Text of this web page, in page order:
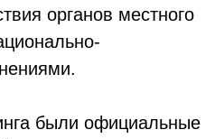
органов местного
были официальные